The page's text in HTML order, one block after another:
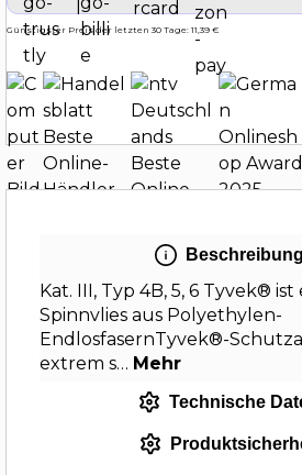
Günstigster Preis der letzten 30 Tage: 11,39 €
Beschreibung
Kat. III, Typ 4B, 5, 6 Tyvek®
Spinnvlies aus Polyethylen-
EndlosfasernTyvek®-
extrem s… Mehr
Technische